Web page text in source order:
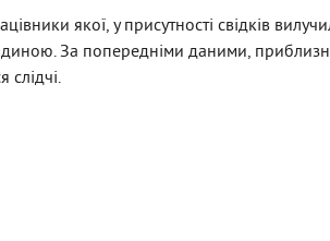
якої, у присутності свідків
За попередніми даними,